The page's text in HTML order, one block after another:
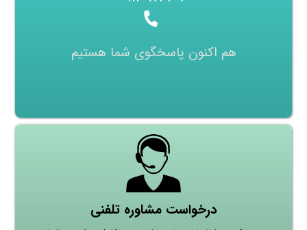
هم اکنون پاسخگوی شما هستیم
درخواست مشاوره تلفنی